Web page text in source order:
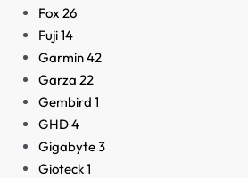
Fox 26
Fuji14
Garmin42
Garza 22
Gembird 1
GHD4
Gigabyte3
Gioteck1